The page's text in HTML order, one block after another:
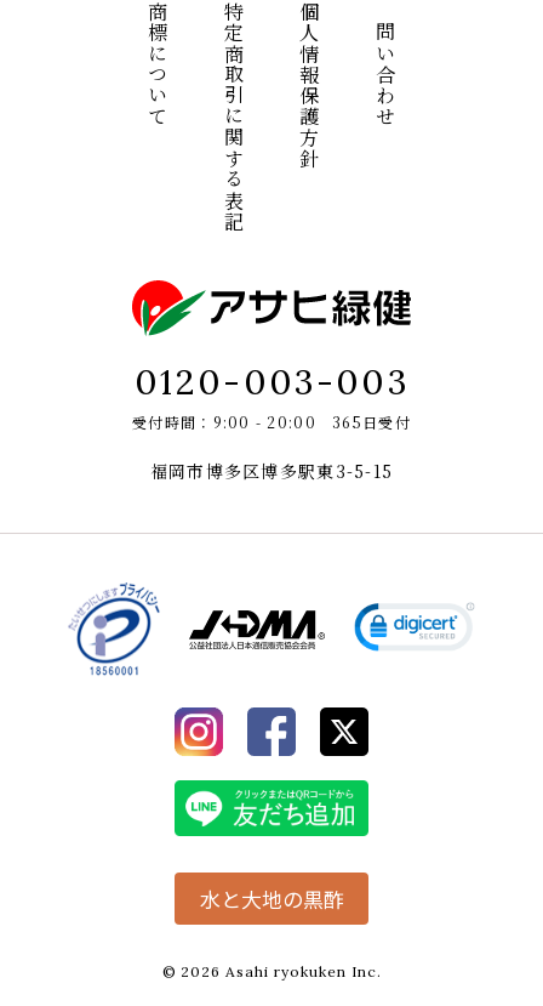
お問い合わせ
個人情報保護方針
特定商取引に関する表記
商標について
0120-003-003
受付時間：9:00 - 20:00 365日受付
福岡市博多区博多駅東3-5-15
水と大地の黒酢
© 2026 Asahi ryokuken Inc.